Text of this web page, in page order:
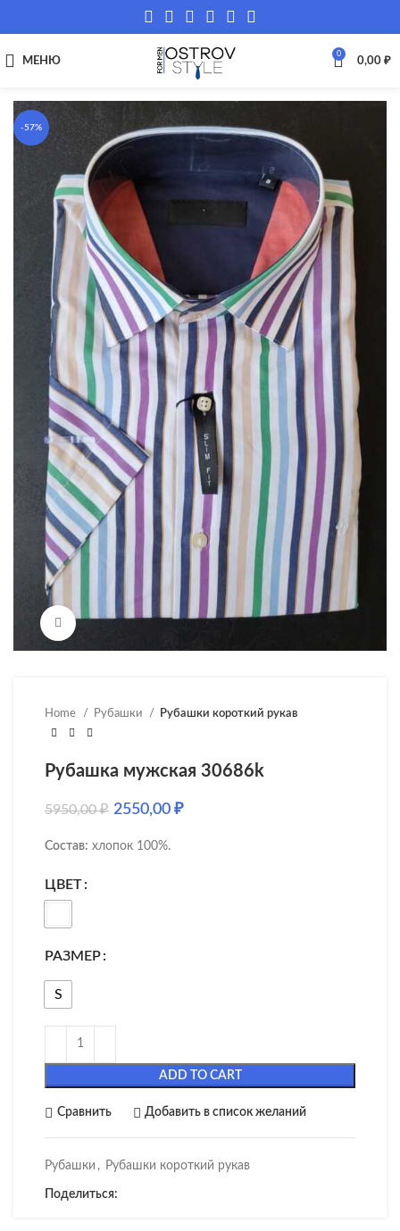
МЕНЮ
0
0,00 ₽
-57%
Нажмите, чтобы увеличить
Home Рубашки Рубашки короткий рукав
Рубашка мужская 30686k
5950,00₽ 2550,00 ₽
Состав: хлопок 100%.
ЦВЕТ
РАЗМЕР
S
ADD TO CART
Сравнить Добавить в список желаний
Рубашки , Рубашки короткий рукав
Поделиться: